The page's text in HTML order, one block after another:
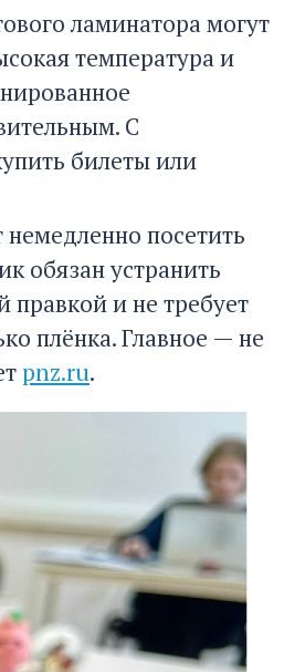
ламинатора могут
температура и
С
билеты или
посетить
обязан устранить
правкой и не требует
плёнка. Главное — не
pnz.ru.